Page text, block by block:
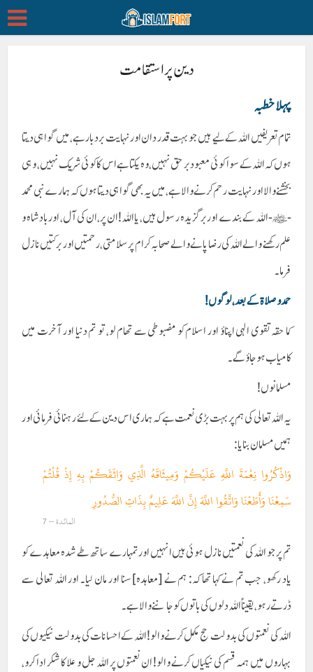
دین پر استقامت
پہلا خطبہ
تمام تعریفیں اللہ کے لیے ہیں جو بہت قدر دان اور نہایت بردبار ہے، میں گواہی دیتا
ہوں کہ اللہ کے سوا کوئی معبود بر حق نہیں، وہ یکتا ہے اس کا کوئی شریک نہیں، وہی
بخشنے والا اور نہایت رحم کرنے والا ہے، میں یہ بھی گواہی دیتا ہوں کہ ہمارے نبی محمد
-ﷺ-اللہ کے بندے اور برگزیدہ رسول ہیں، یا اللہ! ان پر، ان کی آل، اور بادشاہ و
علم رکھنے والے اللہ کی رضا پانے والے صحابہ کرام پر سلامتی، رحمتیں اور برکتیں نازل
فرما۔
حمد و صلاۃ کے بعد، لوگوں!
کما حقہ تقوی الہی اپناؤ اور اسلام کو مضبوطی سے تھام لو، تو تم دنیا اور آخرت میں
کامیاب ہو جاؤ گے۔
مسلمانوں!
یہ اللہ تعالی کی ہم پر بہت بڑی نعمت ہے کہ ہماری اس دین کے لئے رہنمائی فرمائی اور
ہمیں مسلمان بنایا:
وَاذْكُرُوا نِعْمَةَ اللَّهِ عَلَيْكُمْ وَمِيثَاقَهُ الَّذِي وَاثَقَكُمْ بِهِ إِذْ قُلْتُمْ
سَمِعْنَا وَأَطَعْنَا وَاتَّقُوا اللَّهَ إِنَّ اللَّهَ عَلِيمٌ بِذَاتِ الصُّدُورِ
المائدة – 7
تم پر جو اللہ کی نعمتیں نازل ہوئی ہیں انہیں اور تمہارے ساتھ طے شدہ معاہدے کو
یاد رکھو، جب تم نے کہا تھا کہ: ہم نے [معاہدہ]سنا اور مان لیا۔ اور اللہ تعالی سے
ڈرتے رہو، یقیناً اللہ دلوں کی باتوں کو جاننے والا ہے۔
اللہ کی نعمتوں کی بدولت حج مکمل کرنے والو! اللہ کے احسانات کی بدولت نیکیوں کی
بہاروں میں ہمہ قسم کی نیکیاں کرنے والو! ان نعمتوں پر اللہ جل و علا کا شکر ادا کرو،